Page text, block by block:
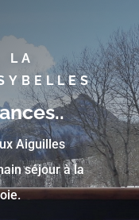
LA
Aiguilles
séjour à la